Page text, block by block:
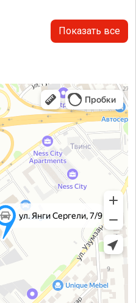
Показать все